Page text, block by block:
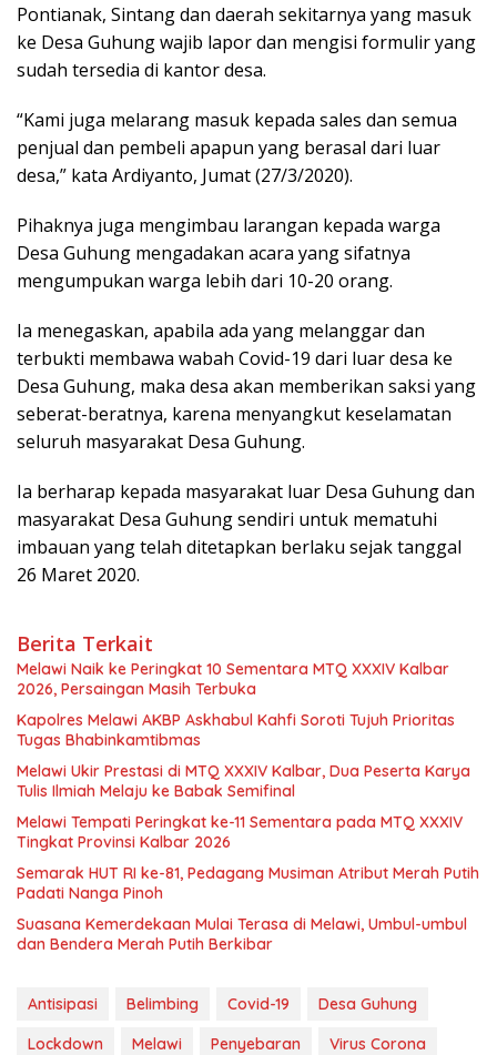
Pontianak, Sintang dan daerah sekitarnya yang masuk
ke Desa Guhung wajib lapor dan mengisi formulir yang
sudah tersedia di kantor desa.
“Kami juga melarang masuk kepada sales dan semua
penjual dan pembeli apapun yang berasal dari luar
desa,” kata Ardiyanto, Jumat (27/3/2020).
Pihaknya juga mengimbau larangan kepada warga
Desa Guhung mengadakan acara yang sifatnya
mengumpukan warga lebih dari 10-20 orang.
Ia menegaskan, apabila ada yang melanggar dan
terbukti membawa wabah Covid-19 dari luar desa ke
Desa Guhung, maka desa akan memberikan saksi yang
seberat-beratnya, karena menyangkut keselamatan
seluruh masyarakat Desa Guhung.
Ia berharap kepada masyarakat luar Desa Guhung dan
masyarakat Desa Guhung sendiri untuk mematuhi
imbauan yang telah ditetapkan berlaku sejak tanggal
26 Maret 2020.
Berita Terkait
Melawi Naik ke Peringkat 10 Sementara MTQ XXXIV Kalbar
2026, Persaingan Masih Terbuka
Kapolres Melawi AKBP Askhabul Kahfi Soroti Tujuh Prioritas
Tugas Bhabinkamtibmas
Melawi Ukir Prestasi di MTQ XXXIV Kalbar, Dua Peserta Karya
Tulis Ilmiah Melaju ke Babak Semifinal
Melawi Tempati Peringkat ke-11 Sementara pada MTQ XXXIV
Tingkat Provinsi Kalbar 2026
Semarak HUT RI ke-81, Pedagang Musiman Atribut Merah Putih
Padati Nanga Pinoh
Suasana Kemerdekaan Mulai Terasa di Melawi, Umbul-umbul
dan Bendera Merah Putih Berkibar
Antisipasi Belimbing Covid-19
Desa Guhung
Lockdown
Melawi Penyebaran Virus Corona